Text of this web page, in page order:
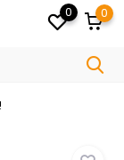
0 0
in NL